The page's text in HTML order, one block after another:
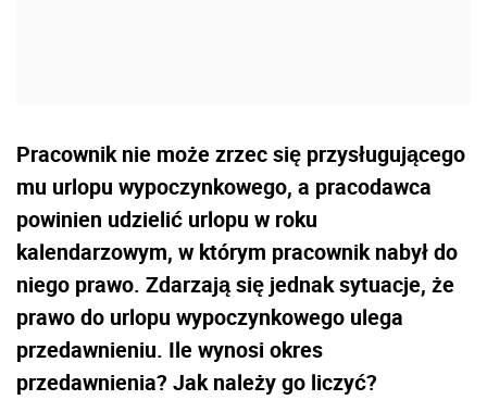
Pracownik nie może zrzec się przysługującego
mu urlopu wypoczynkowego, a pracodawca
powinien udzielić urlopu w roku
kalendarzowym, w którym pracownik nabył do
niego prawo. Zdarzają się jednak sytuacje, że
prawo do urlopu wypoczynkowego ulega
przedawnieniu. Ile wynosi okres
przedawnienia? Jak należy go liczyć?